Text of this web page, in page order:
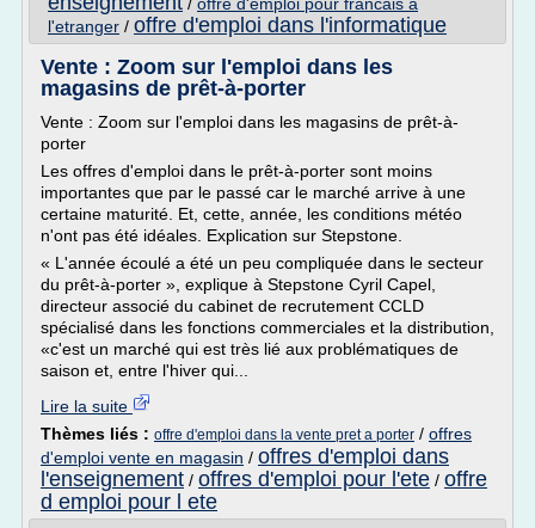
l'etranger / offre d'emploi dans l'informatique
Vente : Zoom sur l'emploi dans les
magasins de prêt-à-porter
Vente : Zoom sur l'emploi dans les magasins de prêt-à-
porter
Les offres d'emploi dans le prêt-à-porter sont moins
importantes que par le passé car le marché arrive à une
certaine maturité. Et, cette, année, les conditions météo
n'ont pas été idéales. Explication sur Stepstone.
« L'année écoulé a été un peu compliquée dans le secteur
du prêt-à-porter », explique à Stepstone Cyril Capel,
directeur associé du cabinet de recrutement CCLD
spécialisé dans les fonctions commerciales et la distribution,
«c'est un marché qui est très lié aux problématiques de
saison et, entre l'hiver qui...
Lire la suite
Thèmes liés : offre d'emploi dans la vente pret a porter / offres
d'emploi vente en magasin / offres d'emploi dans
l'enseignement / offres d'emploi pour l'ete / offre
d emploi pour l ete